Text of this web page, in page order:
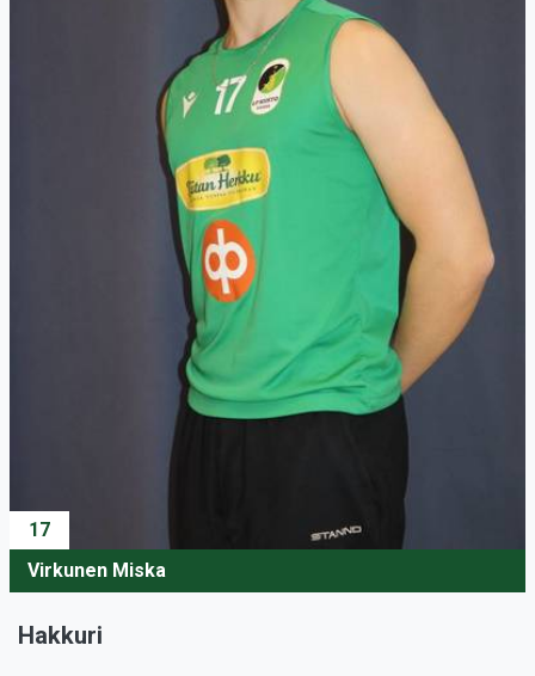
17
Virkunen Miska
Hakkuri